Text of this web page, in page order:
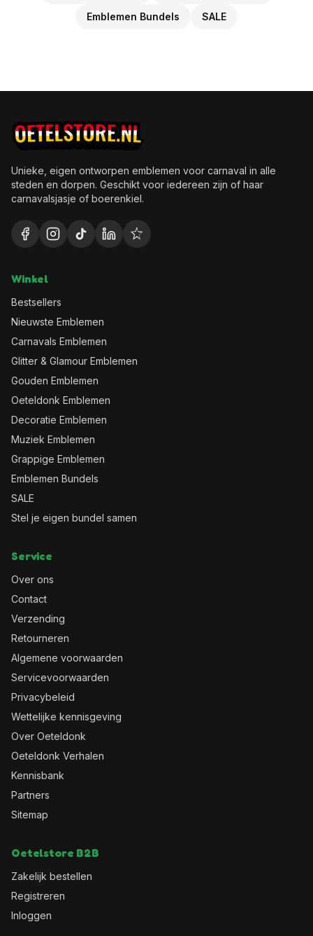
Emblemen Bundels SALE
Unieke, eigen ontworpen emblemen voor carnaval in alle
steden en dorpen. Geschikt voor iedereen zijn of haar
carnavalsjasje of boerenkiel.
Winkel
Bestsellers
Nieuwste Emblemen
Carnavals Emblemen
Glitter & Glamour Emblemen
Gouden Emblemen
Oeteldonk Emblemen
Decoratie Emblemen
Muziek Emblemen
Grappige Emblemen
Emblemen Bundels
SALE
Stel je eigen bundel samen
Service
Over ons
Contact
Verzending
Retourneren
Algemene voorwaarden
Servicevoorwaarden
Privacybeleid
Wettelijke kennisgeving
Over Oeteldonk
Oeteldonk Verhalen
Kennisbank
Partners
Sitemap
Oetelstore B2B
Zakelijk bestellen
Registreren
Inloggen